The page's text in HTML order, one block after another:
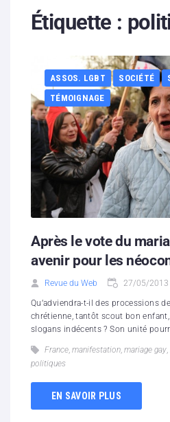
Contenus litigieux
Boutique
Partenaires
Contacts
Hébergement solidaire
Étiquette :
ASSOS. LGBT SOCIÉTÉ
TÉMOIGNAGE
Après le vote du
avenir pour les
Revue du Web 27/05/2013
Qu’adviendra-t-il des processions
chrétienne, tantôt scout bon
slogans indécents ? Son unité
France, manifestation, mariage gay,
politiques
EN SAVOIR PLUS